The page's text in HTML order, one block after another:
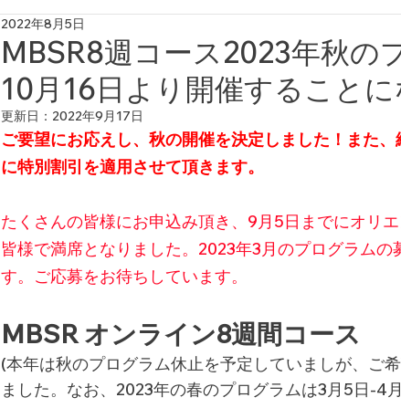
MBSR8週コース2023年秋の
10月16日より開催することに
2022年8月5日
更新日： 2022年9月17日
ご要望にお応えし、秋の開催を決定しました！また
に特別割引を適用させて頂きます。
たくさんの皆様にお申込み頂き、9月5日までにオリ
皆様で満席となりました。2023年3月のプログラムの
す。ご応募をお待ちしています。
MBSR オンライン8週間コース
(本年は秋のプログラム休止を予定していましが、ご
ました。なお、2023年の春のプログラムは3月5日-4